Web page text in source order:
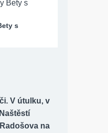
s
V útulku, v
na